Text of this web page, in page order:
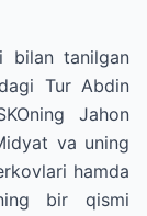
bilan tanilgan
Tur Abdin
Jahon
va uning
hamda
bir qismi